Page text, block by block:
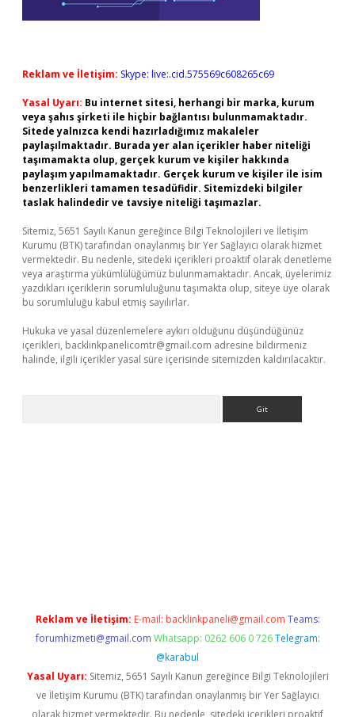
Reklam ve İletişim: Skype: live:.cid.575569c608265c69
Yasal Uyarı: Bu internet sitesi, herhangi bir marka, kurum
veya şahıs şirketi ile hiçbir bağlantısı bulunmamaktadır.
Sitede yalnızca kendi hazırladığımız makaleler
paylaşılmaktadır. Burada yer alan içerikler haber niteliği
taşımamakta olup, gerçek kurum ve kişiler hakkında
paylaşım yapılmamaktadır. Gerçek kurum ve kişiler ile isim
benzerlikleri tamamen tesadüfidir. Sitemizdeki bilgiler
taslak halindedir ve tavsiye niteliği taşımazlar.
Sitemiz, 5651 Sayılı Kanun gereğince Bilgi Teknolojileri ve İletişim
Kurumu (BTK) tarafından onaylanmış bir Yer Sağlayıcı olarak hizmet
vermektedir. Bu nedenle, sitedeki içerikleri proaktif olarak denetleme
veya araştırma yükümlülüğümüz bulunmamaktadır. Ancak, üyelerimiz
yazdıkları içeriklerin sorumluluğunu taşımakta olup, siteye üye olarak
bu sorumluluğu kabul etmiş sayılırlar.
Hukuka ve yasal düzenlemelere aykırı olduğunu düşündüğünüz
içerikleri, backlinkpanelicomtr@gmail.com adresine bildirmeniz
halinde, ilgili içerikler yasal süre içerisinde sitemizden kaldırılacaktır.
Reklam ve İletişim: E-mail: backlinkpaneli@gmail.com Teams:
forumhizmeti@gmail.com Whatsapp: 0262 606 0 726 Telegram:
@karabul
Yasal Uyarı: Sitemiz, 5651 Sayılı Kanun gereğince Bilgi Teknolojileri
ve İletişim Kurumu (BTK) tarafından onaylanmış bir Yer Sağlayıcı
olarak hizmet vermektedir. Bu nedenle, sitedeki içerikleri proaktif